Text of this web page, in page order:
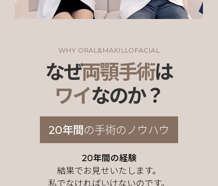
WHY ORAL&MAXILLOFACIAL
なぜ両顎手術は
ワイなのか？
20年間の手術のノウハウ
20年間の経験
結果でお見せいたします。
私でなければいけないのです。